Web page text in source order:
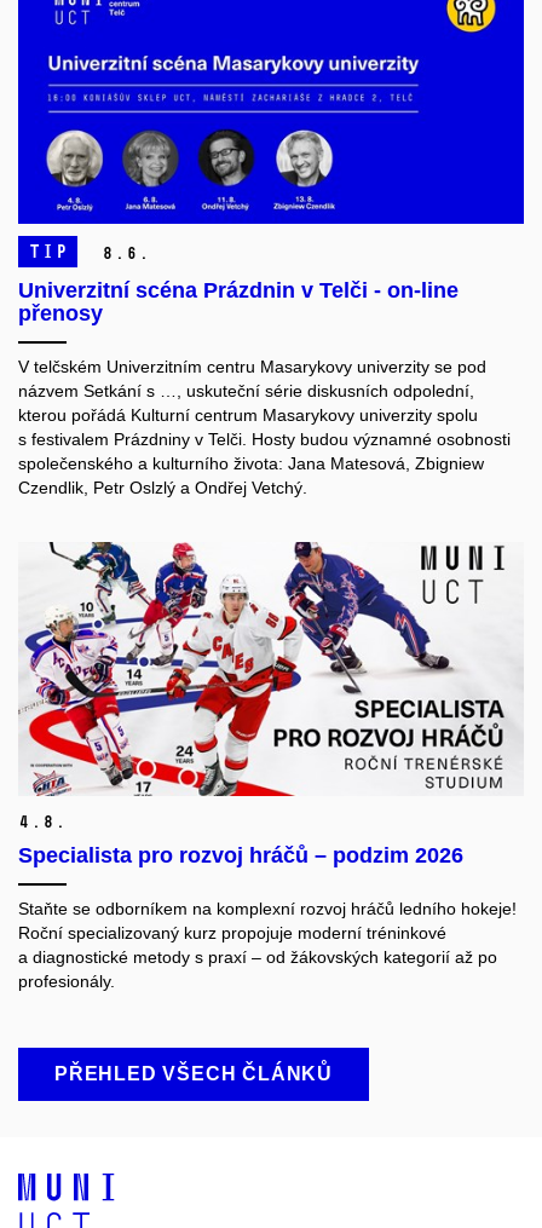
TIP 8. 6.
Univerzitní scéna Prázdnin v Telči - on-line
přenosy
V telčském Univerzitním centru Masarykovy univerzity se pod
názvem Setkání s …, uskuteční série diskusních odpolední,
kterou pořádá Kulturní centrum Masarykovy univerzity spolu
s festivalem Prázdniny v Telči. Hosty budou významné osobnosti
společenského a kulturního života: Jana Matesová, Zbigniew
Czendlik, Petr Oslzlý a Ondřej Vetchý.
4. 8.
Specialista pro rozvoj hráčů – podzim 2026
Staňte se odborníkem na komplexní rozvoj hráčů ledního hokeje!
Roční specializovaný kurz propojuje moderní tréninkové
a diagnostické metody s praxí – od žákovských kategorií až po
profesionály.
PŘEHLED VŠECH ČLÁNKŮ